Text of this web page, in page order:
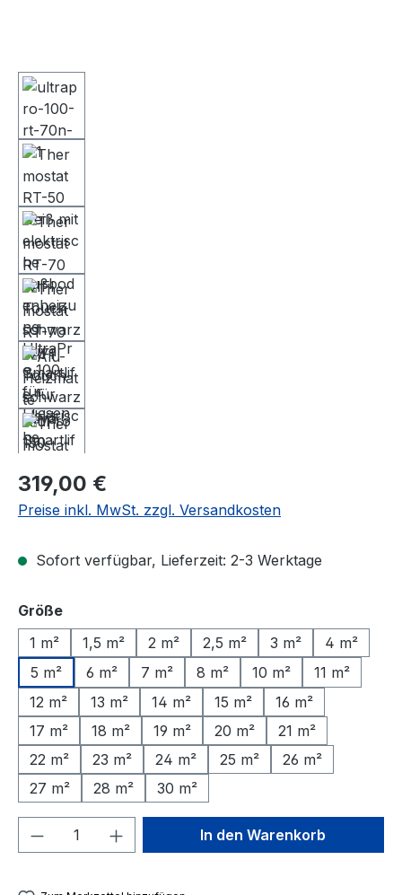
Regulärer Preis:
319,00 €
Preise inkl. MwSt. zzgl. Versandkosten
Sofort verfügbar, Lieferzeit: 2-3 Werktage
Größeauswählen
1 m²
1,5 m² 2 m² 2,5 m² 3 m²
4 m²
5 m²
6 m² 7 m² 8 m² 10 m²
11 m²
12 m²
13 m² 14 m² 15 m²
16 m²
17 m²
18 m² 19 m² 20 m²
21 m²
22 m²
23 m² 24 m² 25 m²
26 m²
27 m²
28 m² 30 m²
Produkt Anzahl: Gib denIn den Warenkorb